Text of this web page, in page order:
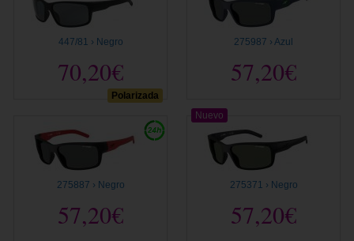
Polarizada
447/81 › Negro
70,20€
275987 › Azul
57,20€
275887 › Negro
57,20€
275371 › Negro
57,20€
Nuevo